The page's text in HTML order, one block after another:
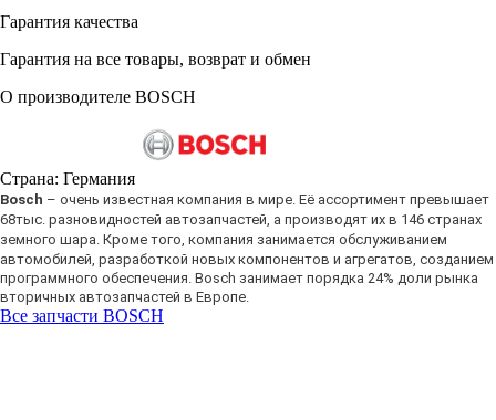
Гарантия качества
Гарантия на все товары, возврат и обмен
О производителе BOSCH
Страна: Германия
Bosch – очень известная компания в мире. Её ассортимент превышает
68тыс. разновидностей автозапчастей, а производят их в 146 странах
земного шара. Кроме того, компания занимается обслуживанием
автомобилей, разработкой новых компонентов и агрегатов, созданием
программного обеспечения. Bosch занимает порядка 24% доли рынка
вторичных автозапчастей в Европе.
Все запчасти BOSCH